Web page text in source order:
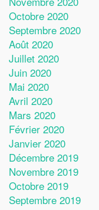
Octobre 2020
Septembre 2020
Août 2020
Juillet 2020
Juin 2020
Mai 2020
Avril 2020
Mars 2020
Février 2020
Janvier 2020
Décembre 2019
Novembre 2019
Octobre 2019
Septembre 2019